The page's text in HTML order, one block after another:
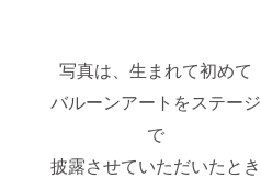
写真は、生まれて初めて
バルーンアートをステージ
で
披露させていただいたとき